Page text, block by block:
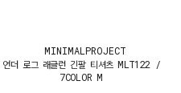
MINIMALPROJECT
언더 로그 래글런 긴팔 티셔츠 MLT122 /
7COLOR M